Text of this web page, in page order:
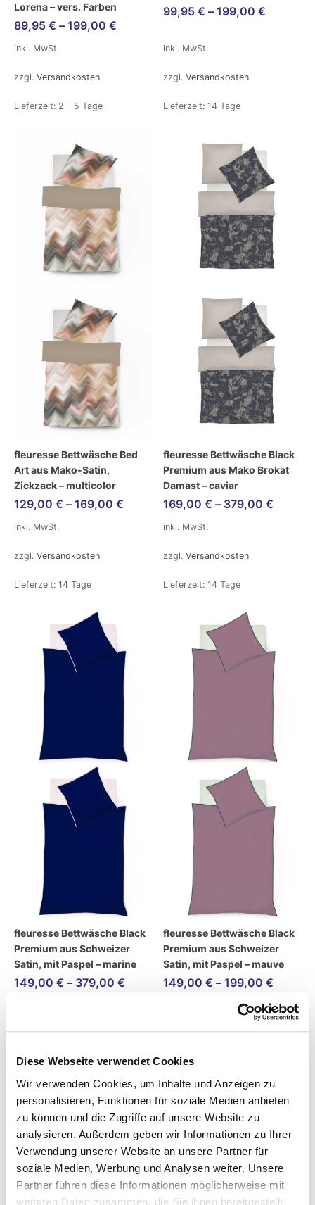
Diese Webseite verwendet Cookies
Wir verwenden Cookies, um Inhalte und Anzeigen zu
personalisieren, Funktionen für soziale Medien anbieten
zu können und die Zugriffe auf unsere Website zu
analysieren. Außerdem geben wir Informationen zu Ihrer
Verwendung unserer Website an unsere Partner für
soziale Medien, Werbung und Analysen weiter. Unsere
Partner führen diese Informationen möglicherweise mit
weiteren Daten zusammen, die Sie ihnen bereitgestellt
Lorena – vers. Farben
89,95 € – 199,00 €
inkl. MwSt.
zzgl. Versandkosten
Lieferzeit: 2 - 5 Tage
99,95 € – 199,00 €
inkl. MwSt.
zzgl. Versandkosten
Lieferzeit: 14 Tage
fleuresse Bettwäsche Bed
Art aus Mako-Satin,
Zickzack – multicolor
129,00 € – 169,00 €
inkl. MwSt.
zzgl. Versandkosten
Lieferzeit: 14 Tage
fleuresse Bettwäsche Black
Premium aus Mako Brokat
Damast – caviar
169,00 € – 379,00 €
inkl. MwSt.
zzgl. Versandkosten
Lieferzeit: 14 Tage
fleuresse Bettwäsche Black
Premium aus Schweizer
Satin, mit Paspel – marine
149,00 € – 379,00 €
zzgl.Versandkosten
Lieferzeit:14 Tage
fleuresse Bettwäsche Black
Premium aus Schweizer
Satin, mit Paspel – mauve
149,00 € – 199,00 €
zzgl.Versandkosten
Lieferzeit: